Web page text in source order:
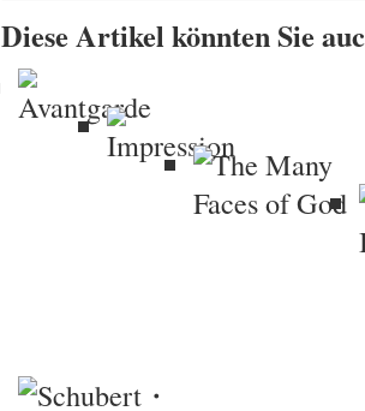
Diese Artikel könnten Sie